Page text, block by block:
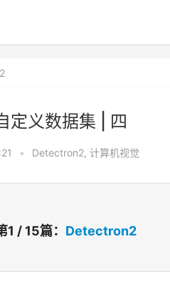
定义数据集 | 四
• Detectron2, 计算机视觉
/ 15篇： Detectron2